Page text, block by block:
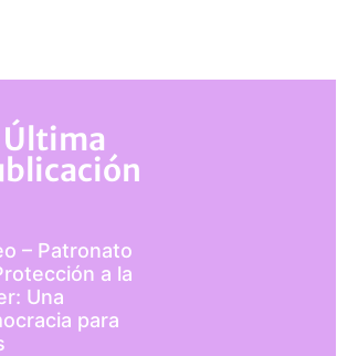
Última
– Patronato
a la
Una
para